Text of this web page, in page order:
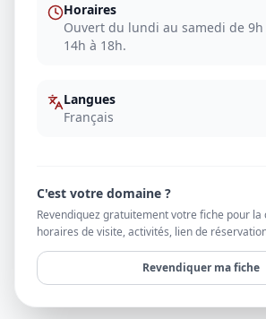
Horaires
Ouvert du lundi au samedi de
14h à 18h.
Langues
Français
C'est votre domaine ?
Revendiquez gratuitement votre fiche pour la
horaires de visite, activités, lien de
Revendiquer ma fiche